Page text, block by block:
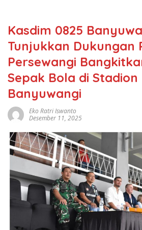
Kasdim 0825
Tunjukkan Dukungan
Persewangi
Sepak Bola di
Banyuwangi
Eko Ratri Iswanto
Desember 11, 2025